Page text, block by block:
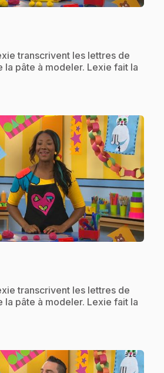
transcrivent les lettres de
la pâte à modeler. Lexie fait la
transcrivent les lettres de
la pâte à modeler. Lexie fait la